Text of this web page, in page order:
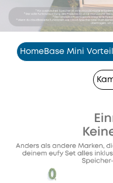
HomeBase Mini